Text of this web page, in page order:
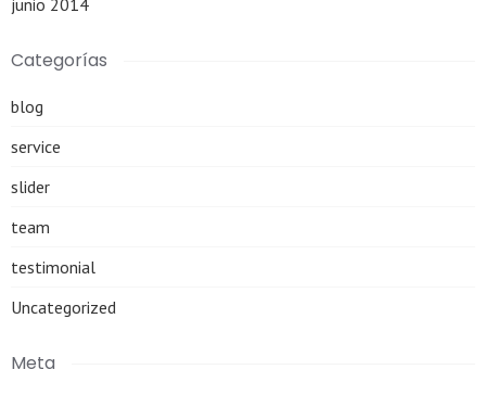
junio 2014
Categorías
blog
service
slider
team
testimonial
Uncategorized
Meta